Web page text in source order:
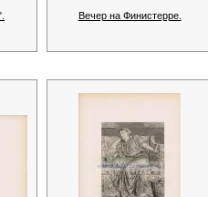
Вечер на Финистерре.